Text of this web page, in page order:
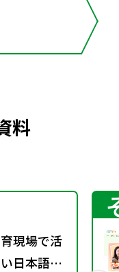
料
現場で活
日本語」